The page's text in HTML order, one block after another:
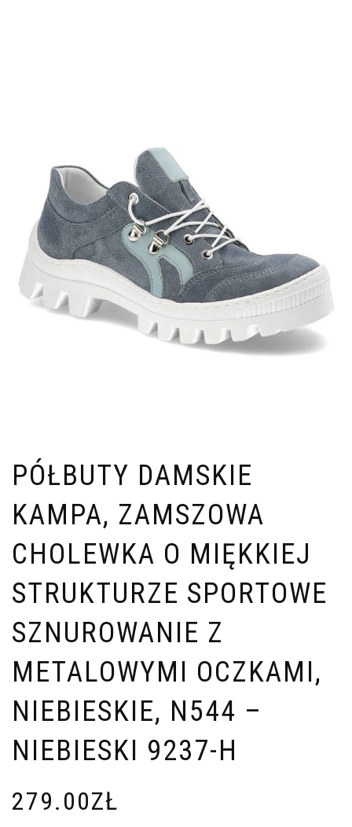
PÓŁBUTY DAMSKIE
KAMPA, ZAMSZOWA
CHOLEWKA O MIĘKKIEJ
STRUKTURZE SPORTOWE
SZNUROWANIE Z
METALOWYMI OCZKAMI,
NIEBIESKIE, N544 –
NIEBIESKI 9237-H
279.00ZŁ